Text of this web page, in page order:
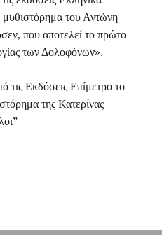
του Αντώνη
που αποτελεί το πρώτο
των Δολοφόνων».
τις Εκδόσεις Επίμετρο το
της Κατερίνας